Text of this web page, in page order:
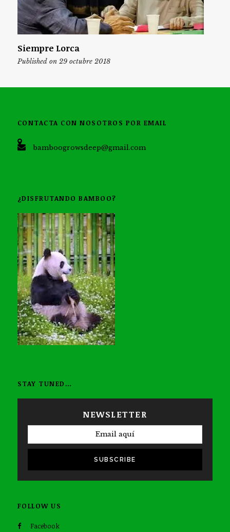
Siempre Lorca
Published on 29 octubre 2018
CONTACTA CON NOSOTROS POR EMAIL
bamboogrowsdeep@gmail.com
¿DISFRUTANDO BAMBOO?
STAY TUNED…
NEWSLETTER
SUBSCRIBE
FOLLOW US
Facebook